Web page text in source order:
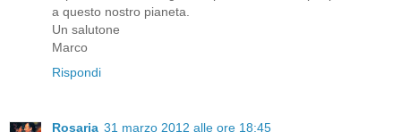
a questo nostro pianeta.
Un salutone
Marco
Rispondi
Rosaria 31 marzo 2012 alle ore 18:45